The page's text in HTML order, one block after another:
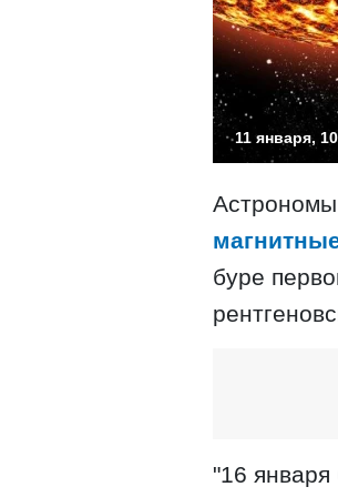
11 января,
Астрономы
буре
"16